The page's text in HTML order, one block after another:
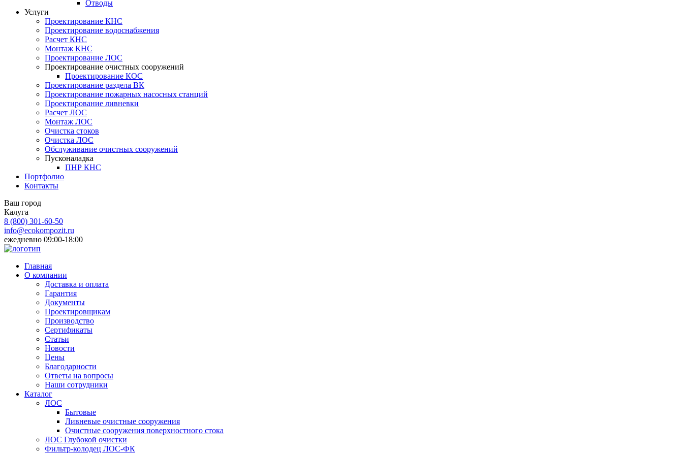
Отводы
Услуги
Проектирование КНС
Проектирование водоснабжения
Расчет КНС
Монтаж КНС
Проектирование ЛОС
Проектирование очистных сооружений
Проектирование КОС
Проектирование раздела ВК
Проектирование пожарных насосных станций
Проектирование ливневки
Расчет ЛОС
Монтаж ЛОС
Очистка стоков
Очистка ЛОС
Обслуживание очистных сооружений
Пусконаладка
ПНР КНС
Портфолио
Контакты
Ваш город
Калуга
8 (800) 301-60-50
info@ecokompozit.ru
ежедневно 09:00-18:00
Главная
О компании
Доставка и оплата
Гарантия
Документы
Проектировщикам
Производство
Сертификаты
Статьи
Новости
Цены
Благодарности
Ответы на вопросы
Наши сотрудники
Каталог
ЛОС
Бытовые
Ливневые очистные сооружения
Очистные сооружения поверхностного стока
ЛОС Глубокой очистки
Фильтр-колодец ЛОС-ФК